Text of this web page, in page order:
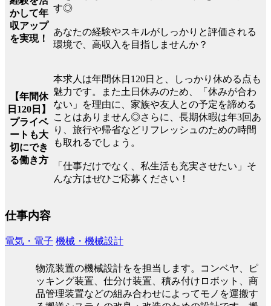
かして年
収アップ
を実現！
す◎
あなたの経験やスキルがしっかりと評価される
環境で、高収入を目指しませんか？
【年間休
日120日】
プライベ
ートも大
切にでき
る働き方
本求人は年間休日120日と、しっかり休める点も
魅力です。また土日休みのため、「休みが合わ
ない」を理由に、家族や友人との予定を諦める
ことはありません◎さらに、長期休暇は年3回あ
り、旅行や帰省などリフレッシュのための時間
も取れるでしょう。
「仕事だけでなく、私生活も充実させたい」そ
んな方はぜひご応募ください！
仕事内容
電気・電子 機械・機械設計
物流装置の機械設計をを担当します。コンベヤ、ピ
ッキング装置、仕分け装置、積み付けロボット、商
品管理装置などの組み合わせによってモノを運搬す